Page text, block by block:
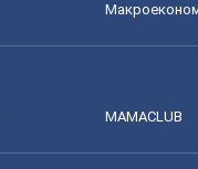
MAMACLUB